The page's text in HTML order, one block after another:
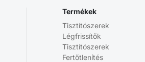
Termékek
Tisztítószerek
Légfrissítők
Tisztítószerek
Fertőtlenítés